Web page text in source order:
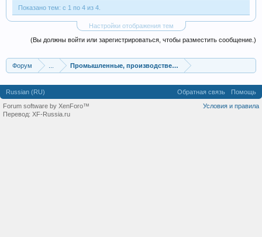
Показано тем: с 1 по 4 из 4.
Настройки отображения тем
(Вы должны войти или зарегистрироваться, чтобы разместить сообщение.)
Форум Промышленные, производственные и перерабатывающие
Russian (RU) Обратная связь
Помощь
Условия и правила
Forum software by XenForo™
Перевод: XF-Russia.ru